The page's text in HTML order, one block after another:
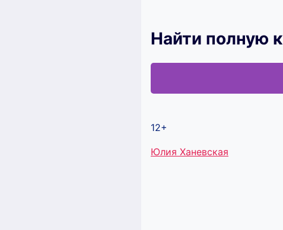
Найти полную
12+
Метки
Юлия Ханевская